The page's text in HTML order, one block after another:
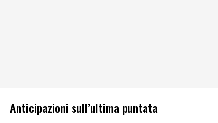
Anticipazioni sull’ultima puntata